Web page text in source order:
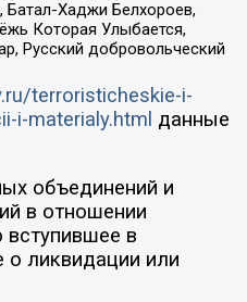
Батал-Хаджи Белхороев,
Которая Улыбается,
Русский добровольческий
terroristicheskie-i-
i-materialy.html данные
объединений и
в отношении
вступившее в
о ликвидации или